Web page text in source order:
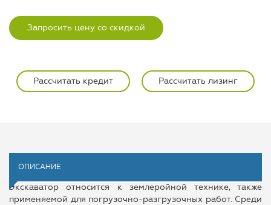
Запросить цену со скидкой
Рассчитать кредит Рассчитать лизинг
ОПИСАНИЕ
Экскаватор относится к землеройной технике, также
применяемой для погрузочно-разгрузочных работ. Среди